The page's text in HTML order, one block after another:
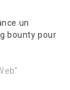
un
bounty pour